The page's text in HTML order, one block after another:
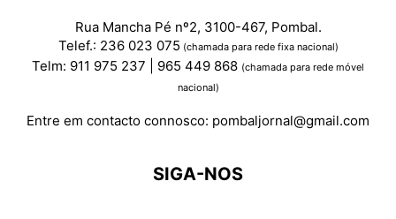
Rua Mancha Pé nº2, 3100-467, Pombal.
Telef.: 236 023 075 (chamada para rede fixa nacional)
Telm: 911 975 237 | 965 449 868 (chamada para rede móvel
nacional)
Entre em contacto connosco: pombaljornal@gmail.com
SIGA-NOS